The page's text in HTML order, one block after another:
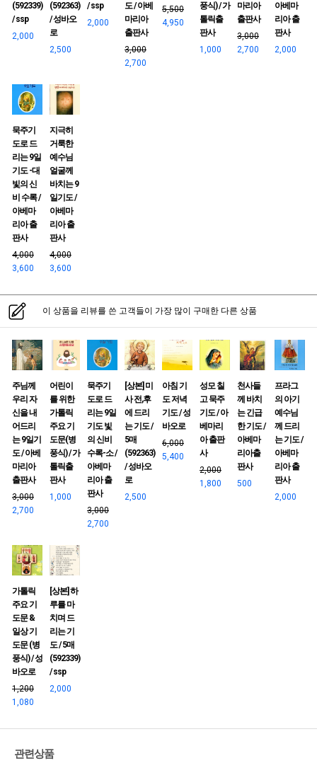
(592339)
/ ssp
2,000
(592363)
/ 성바오
로
2,500
/ ssp
2,000
도 / 아베
마리아
출판사
3,000
2,700
5,500
4,950
풍식) / 가
톨릭출
판사
1,000
마리아
출판사
3,000
2,700
아베마
리아 출
판사
2,000
묵주기
도로 드
리는 9일
기도 -대
빛의 신
비 수록 /
아베마
리아 출
판사
4,000
3,600
지극히
거룩한
예수님
얼굴께
바치는 9
일기도 /
아베마
리아 출
판사
4,000
3,600
이 상품을 리뷰를 쓴 고객들이 가장 많이 구매한 다른 상품
주님께
우리 자
신을 내
어드리
는 9일기
도 / 아베
마리아
출판사
3,000
2,700
어린이
를 위한
가톨릭
주요 기
도문(병
풍식) / 가
톨릭출
판사
1,000
묵주기
도로 드
리는 9일
기도 빛
의 신비
수록-소 /
아베마
리아 출
판사
3,000
2,700
[상본] 미
사 전,후
에 드리
는 기도 /
5매
(592363)
/ 성바오
로
2,500
아침 기
도 저녁
기도 / 성
바오로
6,000
5,400
성모 칠
고 묵주
기도 / 아
베마리
아 출판
사
2,000
1,800
천사들
께 바치
는 긴급
한 기도 /
아베마
리아출
판사
500
프라그
의 아기
예수님
께 드리
는 기도 /
아베마
리아 출
판사
2,000
가톨릭
주요 기
도문 &
일상 기
도문 (병
풍식) / 성
바오로
1,200
1,080
[상본] 하
루를 마
치며 드
리는 기
도 / 5매
(592339)
/ ssp
2,000
관련상품